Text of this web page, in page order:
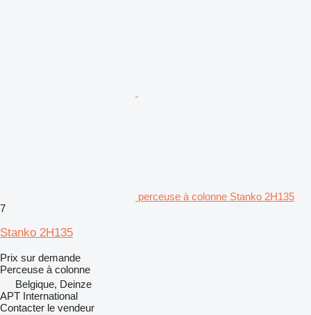
perceuse à colonne Stanko 2H135
7
Stanko 2H135
Prix sur demande
Perceuse à colonne
Belgique, Deinze
APT International
Contacter le vendeur